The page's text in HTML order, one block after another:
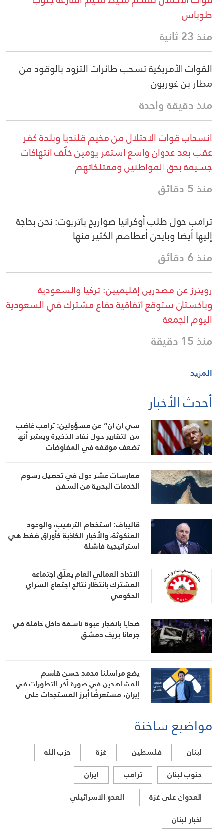
طوباس
منذ 23 ثانية
القوات الأمريكية تسحب طائرات التزود بالوقود من
مطار بن غوريون
منذ دقيقة واحدة
انسحاب قوات الاحتلال من مخيم قلنديا وبلدة كفر
عقب بعد عدوان واسع استمر يومين خلّف انتهاكات
جسيمة بحق المواطنين وممتلكاتهم
منذ 5 دقائق
ترامب حول طلب أوكرانيا صواريخ باتريوت: نحن بحاجة
إليها أيضا وبايدن أعطاهم الكثير منها
منذ 6 دقائق
رويترز عن مصدرين إقليميين: تركيا والسعودية
وباكستان ستوقع اتفاقية دفاع مشترك في السعودية
اليوم الجمعة
منذ 15 دقيقة
المزيد
أحدث الأخبار
سي ان ان” عن مسؤولين: ترامب غاضب
من التقارير حول نفاد الذخيرة ويعتبر أنها
تضعف موقفه في المفاوضات
ممارسات عشر دول في تحصيل رسوم
الخدمات البحرية من السفن
قاليباف: استخدام الترهيب، والوعود
المنكوثة، والأخبار الكاذبة كأوراق ضغط هي
استراتيجية فاشلة
الاتحاد العمالي العام يعلّق اجتماعه
المشترك بانتظار نتائج اجتماع السراي
الحكومي
ضحايا بانفجار عبوة ناسفة داخل حافلة في
جرمانا بريف دمشق
يضع مراسلنا محمد حسن قاسم
المشاهدين في صورة آخر التطورات في
إيران، مستعرضًا أبرز المستجدات على
الصلة بالشأنين الداخلي والإقليميمواضيع ساخنة
لبنان فلسطين غزة
حزب الله
جنوب لبنان
ترامب
ايران
العدوان على غزة
العدو الاسرائيلي
اخبار لبنان